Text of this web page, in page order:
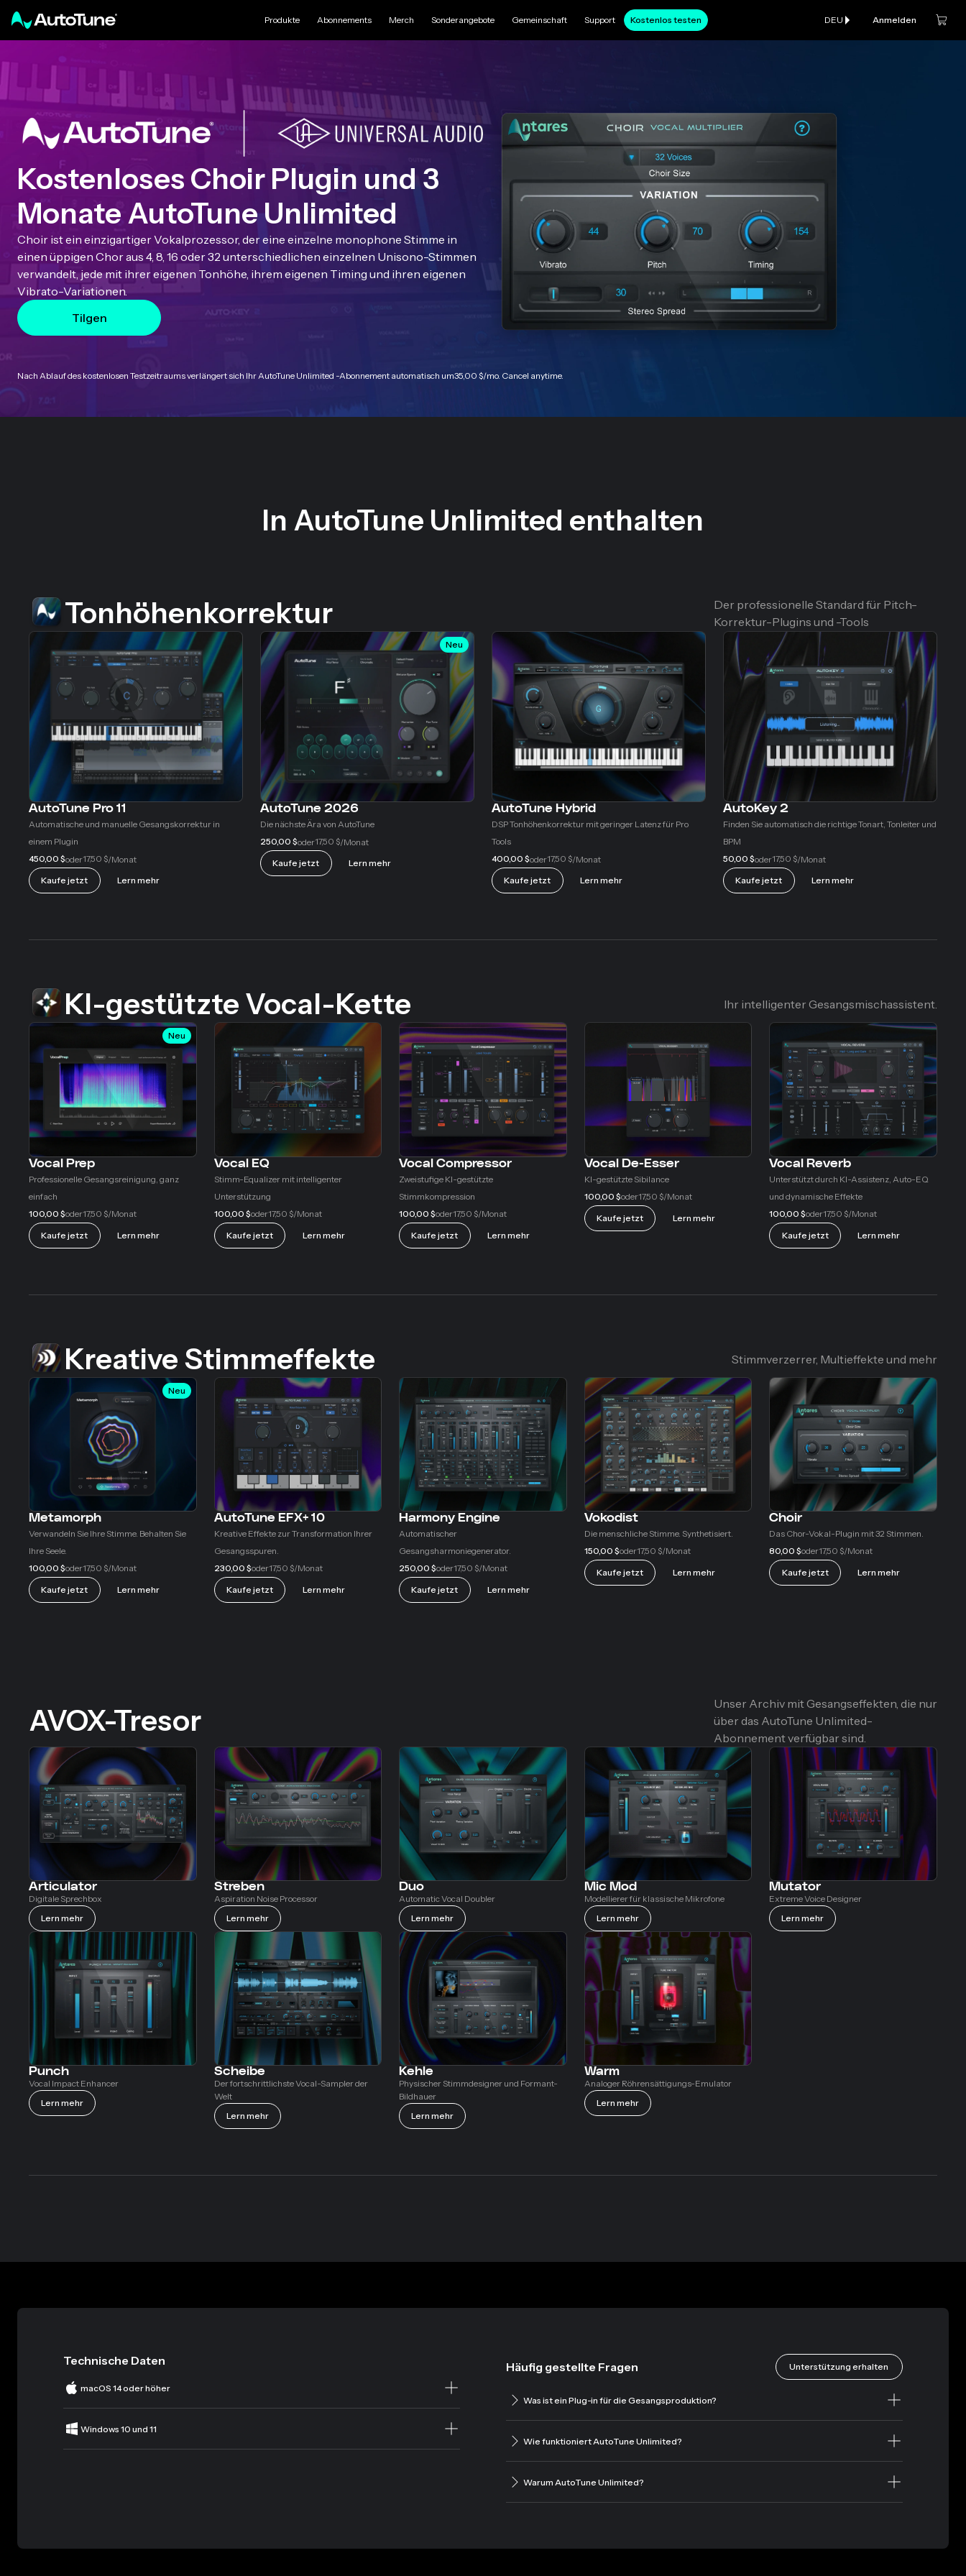
Produkte Abonnements Merch Sonderangebote Gemeinschaft Support Kostenlos testen DEU Anmelden
Kostenloses Choir Plugin und 3
Monate AutoTune Unlimited
Choir ist ein einzigartiger Vokalprozessor, der eine einzelne monophone Stimme in
einen üppigen Chor aus 4, 8, 16 oder 32 unterschiedlichen einzelnen Unisono-Stimmen
verwandelt, jede mit ihrer eigenen Tonhöhe, ihrem eigenen Timing und ihren eigenen
Vibrato-Variationen.
Tilgen
Nach Ablauf des kostenlosen Testzeitraums verlängert sich Ihr AutoTune Unlimited -Abonnement automatisch um35,00 $/mo. Cancel anytime.
In AutoTune Unlimited enthalten
Tonhöhenkorrektur
Der professionelle Standard für Pitch-
Korrektur-Plugins und -Tools
AutoTune Pro 11
Automatische und manuelle Gesangskorrektur in
einem Plugin
450,00 $oder17,50 $/Monat
Kaufe jetzt
Lern mehr
Neu
AutoTune 2026
Die nächste Ära von AutoTune
250,00 $oder17,50 $/Monat
Kaufe jetzt
Lern mehr
AutoTune Hybrid
DSP Tonhöhenkorrektur mit geringer Latenz für Pro
Tools
400,00 $oder17,50 $/Monat
Kaufe jetzt
Lern mehr
AutoKey 2
Finden Sie automatisch die richtige Tonart, Tonleiter und
BPM
50,00 $oder17,50 $/Monat
Kaufe jetzt
Lern mehr
KI-gestützte Vocal-Kette Ihr intelligenter Gesangsmischassistent.
Neu
Vocal Prep
Professionelle Gesangsreinigung, ganz
einfach
100,00 $oder17,50 $/Monat
Kaufe jetzt
Lern mehr
Vocal EQ
Stimm-Equalizer mit intelligenter
Unterstützung
100,00 $oder17,50 $/Monat
Kaufe jetzt
Lern mehr
Vocal Compressor
Zweistufige KI-gestützte
Stimmkompression
100,00 $oder17,50 $/Monat
Kaufe jetzt
Lern mehr
Vocal De-Esser
KI-gestützte Sibilance
100,00 $oder17,50 $/Monat
Kaufe jetzt
Lern mehr
Vocal Reverb
Unterstützt durch KI-Assistenz, Auto-EQ
und dynamische Effekte
100,00 $oder17,50 $/Monat
Kaufe jetzt
Lern mehr
Kreative Stimmeffekte Stimmverzerrer, Multieffekte und mehr
Neu
Metamorph
Verwandeln Sie Ihre Stimme. Behalten Sie
Ihre Seele.
100,00 $oder17,50 $/Monat
Kaufe jetzt
Lern mehr
AutoTune EFX+ 10
Kreative Effekte zur Transformation Ihrer
Gesangsspuren.
230,00 $oder17,50 $/Monat
Kaufe jetzt
Lern mehr
Harmony Engine
Automatischer
Gesangsharmoniegenerator.
250,00 $oder17,50 $/Monat
Kaufe jetzt
Lern mehr
Vokodist
Die menschliche Stimme. Synthetisiert.
150,00 $oder17,50 $/Monat
Kaufe jetzt
Lern mehr
Choir
Das Chor-Vokal-Plugin mit 32 Stimmen.
80,00 $oder17,50 $/Monat
Kaufe jetzt
Lern mehr
AVOX-Tresor
Unser Archiv mit Gesangseffekten, die nur
über das AutoTune Unlimited-
Abonnement verfügbar sind.
Articulator
Digitale Sprechbox
Lern mehr
Streben
Aspiration Noise Processor
Lern mehr
Duo
Automatic Vocal Doubler
Lern mehr
Mic Mod
Modellierer für klassische Mikrofone
Lern mehr
Mutator
Extreme Voice Designer
Lern mehr
Punch
Vocal Impact Enhancer
Lern mehr
Scheibe
Der fortschrittlichste Vocal-Sampler der
Welt
Lern mehr
Kehle
Physischer Stimmdesigner und Formant-
Bildhauer
Lern mehr
Warm
Analoger Röhrensättigungs-Emulator
Lern mehr
Technische Daten
macOS 14 oder höher
Windows 10 und 11
Häufig gestellte Fragen Unterstützung erhalten
Was ist ein Plug-in für die Gesangsproduktion?
Wie funktioniert AutoTune Unlimited?
Warum AutoTune Unlimited?